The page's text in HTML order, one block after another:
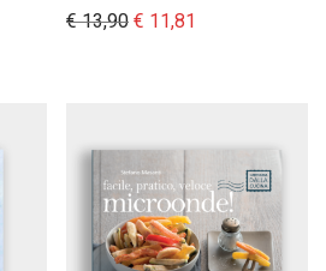
era: € 48,00.
attuale è: € 29,90.
€13,90 Il prezzo originale era:
€ 11,81